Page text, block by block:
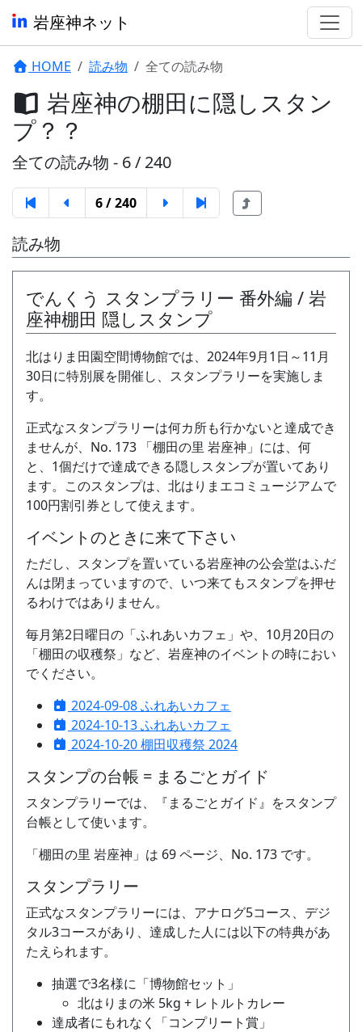
岩座神ネット
HOME 読み物 全ての読み物
岩座神の棚田に隠しスタン
プ？？
全ての読み物 - 6 / 240
6 / 240
読み物
でんくう スタンプラリー 番外編 / 岩
座神棚田 隠しスタンプ
北はりま田園空間博物館では、2024年9月1日～11月
30日に特別展を開催し、スタンプラリーを実施しま
す。
正式なスタンプラリーは何カ所も行かないと達成でき
ませんが、No. 173 「棚田の里 岩座神」には、何
と、1個だけで達成できる隠しスタンプが置いてあり
ます。このスタンプは、北はりまエコミュージアムで
100円割引券として使えます。
イベントのときに来て下さい
ただし、スタンプを置いている岩座神の公会堂はふだ
んは閉まっていますので、いつ来てもスタンプを押せ
るわけではありません。
毎月第2日曜日の「ふれあいカフェ」や、10月20日の
「棚田の収穫祭」など、岩座神のイベントの時におい
でください。
2024-09-08 ふれあいカフェ
2024-10-13 ふれあいカフェ
2024-10-20 棚田収穫祭 2024
スタンプの台帳 = まるごとガイド
スタンプラリーでは、『まるごとガイド』をスタンプ
台帳として使います。
「棚田の里 岩座神」は 69 ページ、No. 173 です。
スタンプラリー
正式なスタンプラリーには、アナログ5コース、デジ
タル3コースがあり、達成した人には以下の特典があ
たえられます。
抽選で3名様に「博物館セット」
北はりまの米 5kg + レトルトカレー
達成者にもれなく「コンプリート賞」